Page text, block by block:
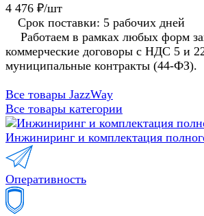
4 476 ₽/шт
Срок поставки: 5 рабочих дней
Работаем в рамках любых форм
коммерческие договоры с НДС 5 и
муниципальные контракты (44-ФЗ).
Все товары JazzWay
Все товары категории
Инжиниринг и комплектация
Оперативность